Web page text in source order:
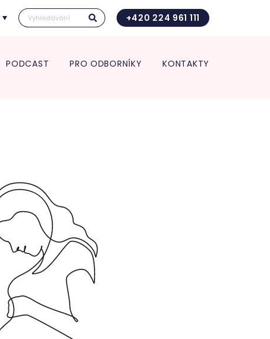
+420 224 961 111
PODCAST PRO ODBORNÍKY
pro diagnostiku a
endometriózy
ambulance
KONTAKTY